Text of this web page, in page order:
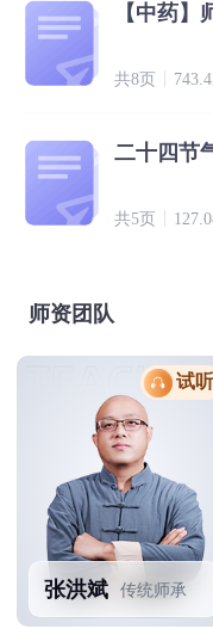
【中药
共8页
二十四节
共5页
师资团队
试听
张洪斌 传统师承